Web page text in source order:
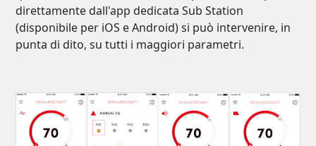
direttamente dall'app dedicata Sub Station
(disponibile per iOS e Android) si può intervenire, in
punta di dito, su tutti i maggiori parametri.